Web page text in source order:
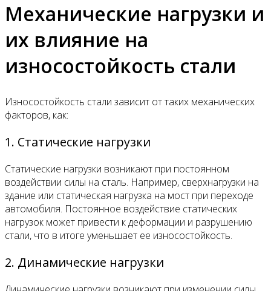
Механические нагрузки и
их влияние на
износостойкость стали
Износостойкость стали зависит от таких механических
факторов, как:
1. Статические нагрузки
Статические нагрузки возникают при постоянном
воздействии силы на сталь. Например, сверхнагрузки на
здание или статическая нагрузка на мост при переходе
автомобиля. Постоянное воздействие статических
нагрузок может привести к деформации и разрушению
стали, что в итоге уменьшает ее износостойкость.
2. Динамические нагрузки